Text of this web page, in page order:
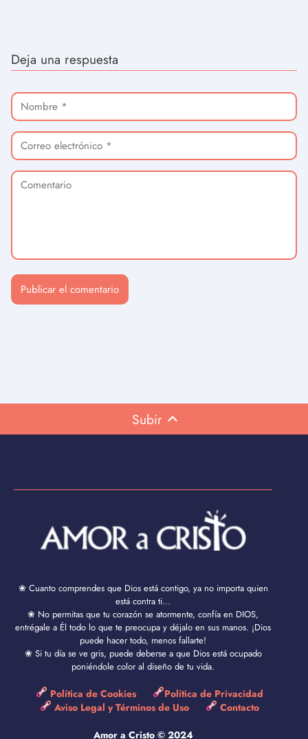
Deja una respuesta
Subir
❀ Cuanto comprendes que Dios está contigo, ya no importa quien
está contra ti...
❀ No permitas que tu corazón se atormente, confía en DIOS,
entrégale a Él todo lo que te preocupa y déjalo en sus manos. ¡Dios
puede hacer todo, menos fallarte!
❀ Si tu día se ve gris, puede deberse a que Dios está ocupado
poniéndole color al diseño de tu vida.
Política de Cookies
Política de Privacidad
Aviso Legal y Términos de Uso
Contacto
Amor a Cristo © 2024